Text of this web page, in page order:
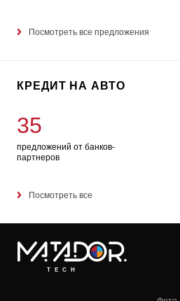
Посмотреть все предложения
КРЕДИТ НА АВТО
35
предложений от банков-
партнеров
Посмотреть все
TECH